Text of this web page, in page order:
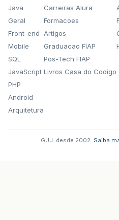
Java
Geral
Front-end
Mobile
SQL
JavaScript
PHP
Android
Arquitetura
Carreiras Alura
Formacoes
Artigos
Graduacao FIAP
Pos-Tech FIAP
Livros Casa do Codigo
GUJ: desde 2002. Saiba